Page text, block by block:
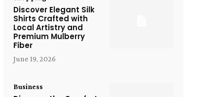
Discover Elegant Silk
Shirts Crafted with
Local Artistry and
Premium Mulberry
Fiber
June 19, 2026
Business